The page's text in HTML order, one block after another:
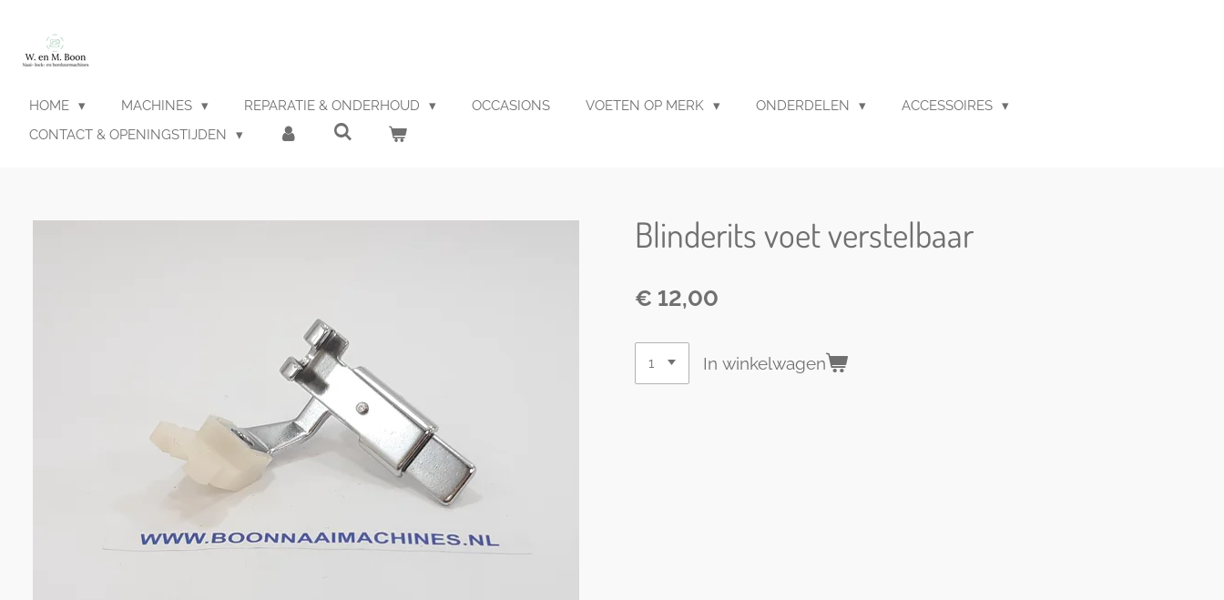
naar
hoofdinhoud
HOME MACHINES REPARATIE & ONDERHOUD OCCASIONS VOETEN OP MERK ONDERDELEN
ACCESSOIRES
CONTACT & OPENINGSTIJDEN
Blinderits voet verstelbaar
€ 12,00
In winkelwagen